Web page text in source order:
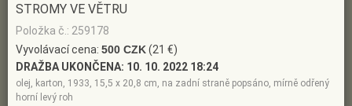
STROMY VE VĚTRU
Položka č.: 259178
Vyvolávací cena: 500 CZK(21 €)
DRAŽBA UKONČENA: 10. 10. 2022 18:24
olej, karton, 1933, 15,5 x 20,8 cm, na zadní straně popsáno, mírně odřený
horní levý roh